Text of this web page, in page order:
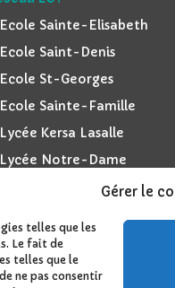
Gérer le
telles que les
Le fait de
telles que le
ne pas consentir
Ecole Sainte-Elisabeth
Ecole Saint-Denis
Ecole St-Georges
Ecole Sainte-Famille
Lycée Kersa Lasalle
Lycée Notre-Dame
WordPress